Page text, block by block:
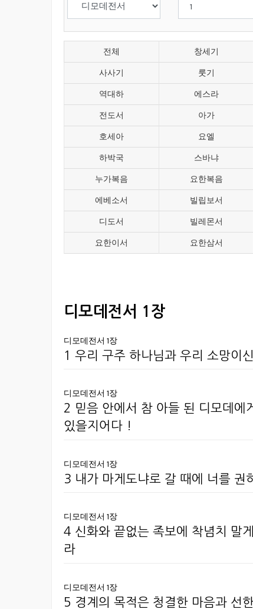
전체 창세기
사사기 룻기
역대하 에스라
전도서 아가
호세아 요엘
하박국 스바냐
누가복음 요한복음
에베소서 빌립보서
디도서 빌레몬서
요한이서 요한삼서
디모데전서 1장
디모데전서 1장
1 우리 구주 하나님과 우리 소망이
디모데전서 1장
2 믿음 안에서 참 아들 된 디모데에
있을지어다 !
디모데전서 1장
3 내가 마게도냐로 갈 때에 너를 권
디모데전서 1장
4 신화와 끝없는 족보에 착념치 말
라
디모데전서 1장
5 경계의 목적은 청결한 마음과 선